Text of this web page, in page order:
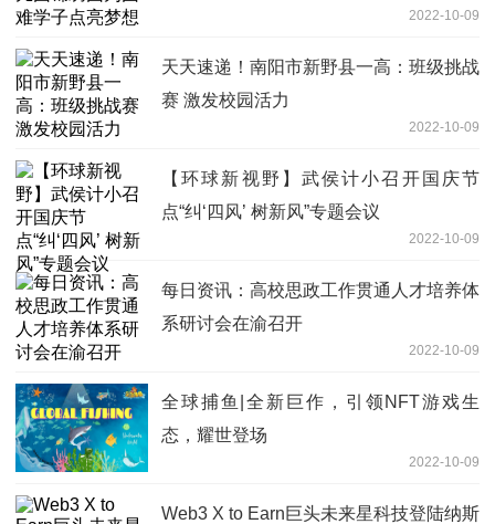
2022-10-09
天天速递！南阳市新野县一高：班级挑战
赛 激发校园活力
2022-10-09
【环球新视野】武侯计小召开国庆节
点“纠‘四风’ 树新风”专题会议
2022-10-09
每日资讯：高校思政工作贯通人才培养体
系研讨会在渝召开
2022-10-09
全球捕鱼|全新巨作，引领NFT游戏生
态，耀世登场
2022-10-09
Web3 X to Earn巨头未来星科技登陆纳斯